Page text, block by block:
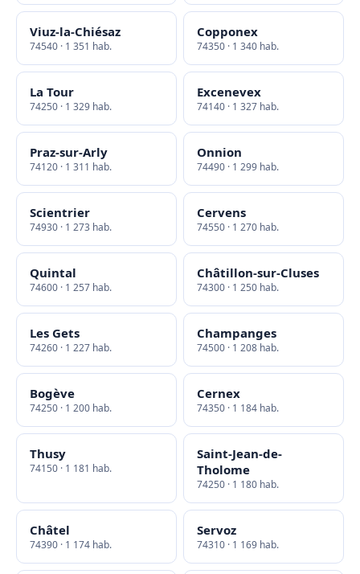
Viuz-la-Chiésaz
74540 · 1 351 hab.
Copponex
74350 · 1 340 hab.
La Tour
74250 · 1 329 hab.
Excenevex
74140 · 1 327 hab.
Praz-sur-Arly
74120 · 1 311 hab.
Onnion
74490 · 1 299 hab.
Scientrier
74930 · 1 273 hab.
Cervens
74550 · 1 270 hab.
Quintal
74600 · 1 257 hab.
Châtillon-sur-Cluses
74300 · 1 250 hab.
Les Gets
74260 · 1 227 hab.
Champanges
74500 · 1 208 hab.
Bogève
74250 · 1 200 hab.
Cernex
74350 · 1 184 hab.
Thusy
74150 · 1 181 hab.
Saint-Jean-de-
Tholome
74250 · 1 180 hab.
Châtel
74390 · 1 174 hab.
Servoz
74310 · 1 169 hab.